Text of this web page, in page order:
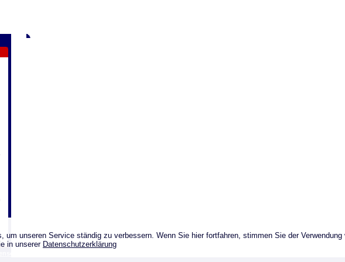
um unseren Service ständig zu verbessern. Wenn Sie hier fortfahren, stimmen Sie der
in unserer Datenschutzerklärung